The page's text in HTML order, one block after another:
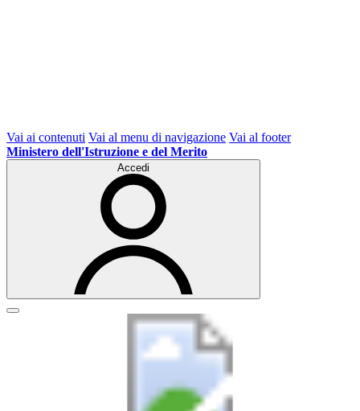
Vai ai contenuti Vai al menu di navigazione Vai al footer
Ministero dell'Istruzione e del Merito
Accedi